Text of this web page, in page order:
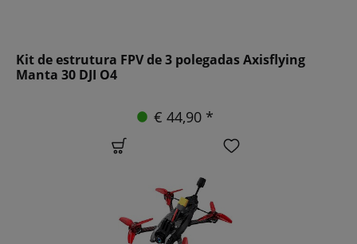
Kit de estrutura FPV de 3 polegadas Axisflying
Manta 30 DJI O4
€ 44,90 *